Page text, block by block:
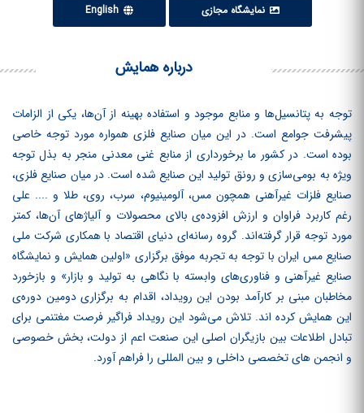
نمایشگاه مجازی English
درباره همایش
توجه به پتانسیل‌ها و منابع موجود و استفاده بهینه از آن‌ها، یکی از الزامات
پیشرفت جوامع است. در این میان صنایع فلزی همواره مورد توجه خاصی
بوده است. در کشور ما برخورداری از منابع غنی معدنی منجر به بذل توجه
ویژه به بومی‌سازی و رونق تولید این صنایع شده است. در میان صنایع فلزی،
صنایع فلزات غیرآهنی همچون مس، آلومینیوم، سرب، روی، طلا و .... علی
رغم کاربرد فراوان و ارزش افزوده‌ی بالای محصولات و آلیاژهای آن‌ها، کمتر
مورد توجه قرار گرفته‌اند. گروه رسانه‌ای دنیای اقتصاد با همکاری شرکت ملی
صنایع مس ایران با توجه به تجربه موفق برگزاری «اولین همایش و نمایشگاه
صنایع غیرآهنی و فناوری‌های وابسته با نگاهی به تولید و بازار» و بازخورد
مخاطبان مبنی بر کارآمد بودن این رویداد، اقدام به برگزاری دومین دوره‌ی
این همایش کرده ‏اند. تلاش می‌شود این رویداد فراگیر فرصت مغتنمی برای
تبادل اطلاعات بین بازیگران اصلی این صنعت اعم از دولت، بخش خصوصی
و انجمن‏ های تخصصی داخلی و بین‏ المللی را فراهم آورد.